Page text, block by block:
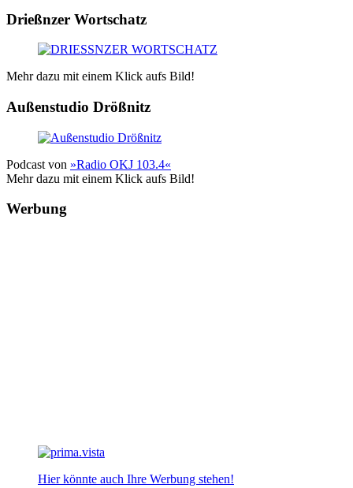
Drießnzer Wortschatz
Mehr dazu mit einem Klick aufs Bild!
Außenstudio Drößnitz
Podcast von »Radio OKJ 103.4«
Mehr dazu mit einem Klick aufs Bild!
Werbung
Hier könnte auch Ihre Werbung stehen!